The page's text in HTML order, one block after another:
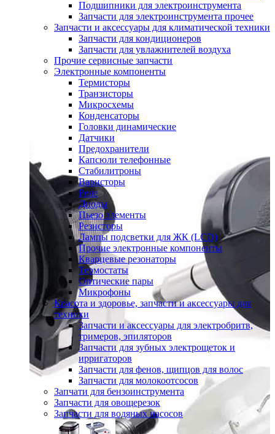
Подшипники для электроинструмента
Запчасти для электроинструмента прочее
Запчасти и аксессуары для климатической техники
Запчасти для кондиционеров
Запчасти для увлажнителей воздуха
Прочие сервисные запчасти
Электронные компоненты
Термисторы
Транзисторы
Микросхемы
Конденсаторы
Головки динамические
Датчики
Предохранители
Капсюли телефонные
Стабилитроны
Варисторы
Реле
Диоды
Пьезо элементы
Резисторы
Лампы подсветки для ЖК (LCD)
Прочие электронные компоненты
Кварцевые резонаторы
Термостаты
Оптические пары
Микрофоны
Красота и здоровье, запчасти и аксессуары для
техники
Запчасти и аксессуары для электробритв,
тримеров, эпиляторов
Запчасти для зубных электрощеток и
ирригаторов
Запчасти для фенов, щипцов для волос
Запчасти для молокоотсосов
Запчати для бензоинструмента
Запчасти для овощерезок
Запчасти для водяных насосов